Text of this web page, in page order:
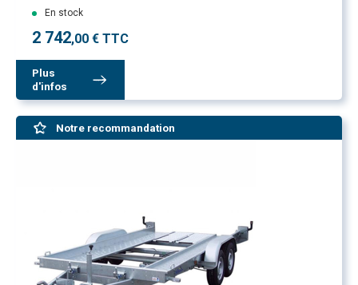
En stock
2 742,00 € TTC
Plus
d'infos
Notre recommandation